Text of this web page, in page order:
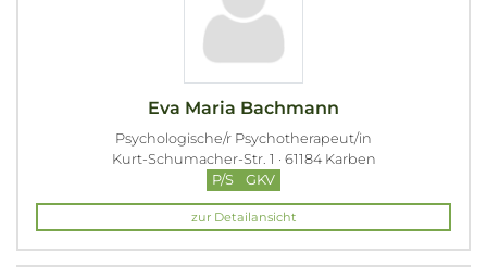
Eva Maria Bachmann
Psychologische/r Psychotherapeut/in
Kurt-Schumacher-Str. 1 · 61184 Karben
P/S
GKV
zur Detailansicht